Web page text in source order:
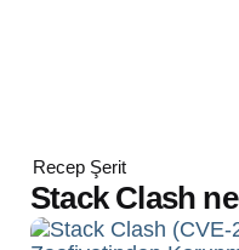
Posted
by
Recep Şerit
Stack Clash